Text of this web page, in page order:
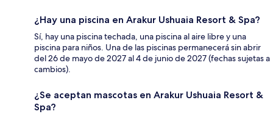
¿Hay una piscina en Arakur Ushuaia Resort & Spa?
Sí, hay una piscina techada, una piscina al aire libre y una
piscina para niños. Una de las piscinas permanecerá sin abrir
del 26 de mayo de 2027 al 4 de junio de 2027 (fechas sujetas a
cambios).
¿Se aceptan mascotas en Arakur Ushuaia Resort &
Spa?